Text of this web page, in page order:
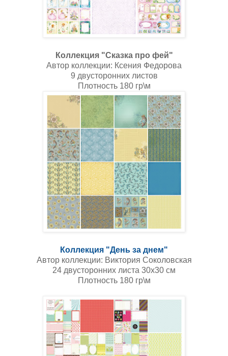
Коллекция "Сказка про фей"
Автор коллекции: Ксения Федорова
9 двусторонних листов
Плотность 180 гр\м
Коллекция "День за днем"
Автор коллекции: Виктория Соколовская
24 двусторонних листа 30х30 см
Плотность 180 гр\м